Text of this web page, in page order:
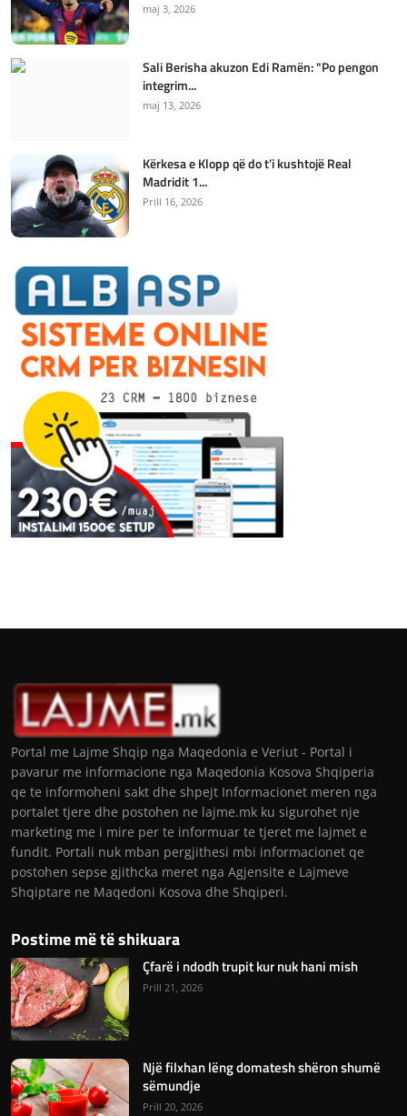
maj 3, 2026
Sali Berisha akuzon Edi Ramën: "Po pengon
integrim...
maj 13, 2026
Kërkesa e Klopp që do t’i kushtojë Real
Madridit 1...
Prill 16, 2026
Portal me Lajme Shqip nga Maqedonia e Veriut - Portal i
pavarur me informacione nga Maqedonia Kosova Shqiperia
qe te informoheni sakt dhe shpejt Informacionet meren nga
portalet tjere dhe postohen ne lajme.mk ku sigurohet nje
marketing me i mire per te informuar te tjeret me lajmet e
fundit. Portali nuk mban pergjithesi mbi informacionet qe
postohen sepse gjithcka meret nga Agjensite e Lajmeve
Shqiptare ne Maqedoni Kosova dhe Shqiperi.
Postime më të shikuara
Çfarë i ndodh trupit kur nuk hani mish
Prill 21, 2026
Një filxhan lëng domatesh shëron shumë
sëmundje
Prill 20, 2026